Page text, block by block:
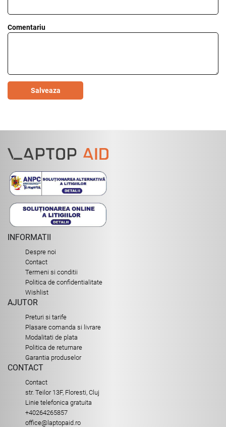
Comentariu
Salveaza
INFORMATII
Despre noi
Contact
Termeni si conditii
Politica de confidentialitate
Wishlist
AJUTOR
Preturi si tarife
Plasare comanda si livrare
Modalitati de plata
Politica de returnare
Garantia produselor
CONTACT
Contact
str. Teilor 13F, Floresti, Cluj
Linie telefonica gratuita
+40264265857
office@laptopaid.ro